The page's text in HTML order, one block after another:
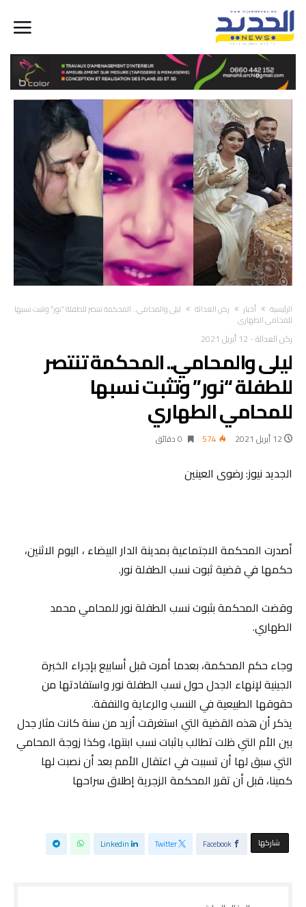
‫الرئيسية‬ أخبار ركن العدالة
ليلى والمحامي.. المحكمة تنتصر للطفلة “نور” وتثبت نسبها
للمحامي الطهاري
ركن العدالة- 12 أبريل 2021
ليلى والمحامي.. المحكمة تنتصر
للطفلة “نور” وتثبت نسبها
للمحامي الطهاري
12 أبريل 2021 574 0 ‫دقائق‬
الجديد نيوز: رضوى العينين
أصدرت المحكمة الاجتماعية بمدينة الدار البيضاء ، اليوم الاثنين،
حكمها في قضية ثبوت نسب الطفلة نور.
وقضت المحكمة بثبوت نسب الطفلة نور للمحامي محمد
الطهاري.
وجاء حكم المحكمة، بعدما أمرت قبل أسابيع بإجراء الخبرة
الجينية لإنهاء الجدل حول نسب الطفلة نور واستفادتها من
حقوقها الطبيعية في النسب والرعاية والنفقة.
يذكر أن هذه القضية التي استغرقت أزيد من سنة كانت مثار جدل
بين الأم التي ظلت تطالب باثبات نسب ابنتها، وكذا زوجة المحامي
التي سبق لها أن تسببت في اعتقال الأمم بعد أن نصبت لها
كمينا، قبل أن تقرر المحكمة الزجرية إطلاق سراحها
‫‫ شاركها‬ Facebook
Twitter
Linkedin